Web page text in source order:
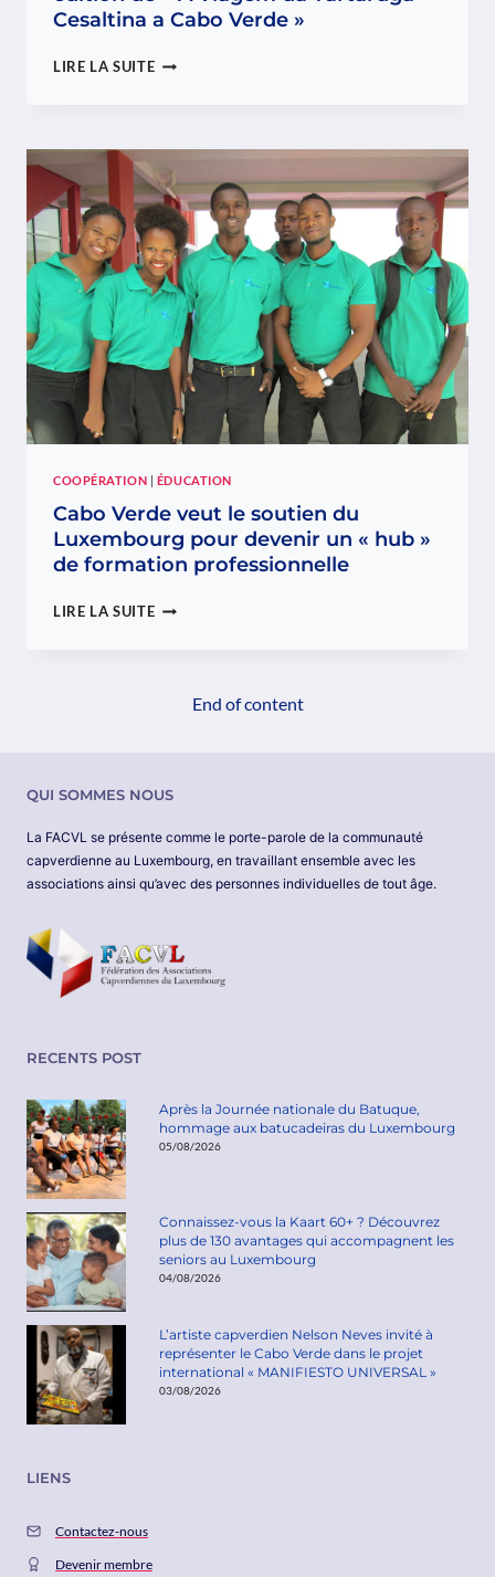
Cesaltina a Cabo Verde »
LIRE LA SUITEMELISSA
DEUXIÈME
ÉDITION
DE
« A
VIAGEM
DA
TARTARUGA
CESALTINA
CABO
VERDE »
COOPÉRATION | ÉDUCATION
Cabo Verde veut le soutien du
Luxembourg pour devenir un « hub »
de formation professionnelle
LIRE LA SUITECABO
SOUTIEN
UN
FORMATION
PROFESSIONNELLE
End of content
QUI SOMMES NOUS
La FACVL se présente comme le porte-parole de la communauté
capverdienne au Luxembourg, en travaillant ensemble avec les
associations ainsi qu’avec des personnes individuelles de tout âge.
RECENTS POST
Après la Journée nationale du Batuque,
hommage aux batucadeiras du Luxembourg
05/08/2026
Connaissez-vous la Kaart 60+ ? Découvrez
plus de 130 avantages qui accompagnent les
seniors au Luxembourg
04/08/2026
L’artiste capverdien Nelson Neves invité à
représenter le Cabo Verde dans le projet
international « MANIFIESTO UNIVERSAL »
03/08/2026
LIENS
Contactez-nous
Devenir membre